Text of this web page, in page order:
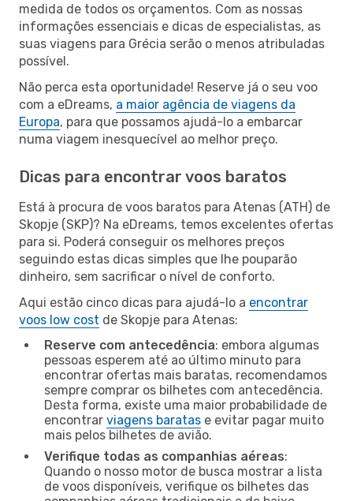
medida de todos os orçamentos. Com as nossas
informações essenciais e dicas de especialistas, as
suas viagens para Grécia serão o menos atribuladas
possível.
Não perca esta oportunidade! Reserve já o seu voo
com a eDreams, a maior agência de viagens da
Europa, para que possamos ajudá-lo a embarcar
numa viagem inesquecível ao melhor preço.
Dicas para encontrar voos baratos
Está à procura de voos baratos para Atenas (ATH) de
Skopje (SKP)? Na eDreams, temos excelentes ofertas
para si. Poderá conseguir os melhores preços
seguindo estas dicas simples que lhe pouparão
dinheiro, sem sacrificar o nível de conforto.
Aqui estão cinco dicas para ajudá-lo a encontrar
voos low cost de Skopje para Atenas:
Reserve com antecedência: embora algumas
pessoas esperem até ao último minuto para
encontrar ofertas mais baratas, recomendamos
sempre comprar os bilhetes com antecedência.
Desta forma, existe uma maior probabilidade de
encontrar viagens baratas e evitar pagar muito
mais pelos bilhetes de avião.
Verifique todas as companhias aéreas:
Quando o nosso motor de busca mostrar a lista
de voos disponíveis, verifique os bilhetes das